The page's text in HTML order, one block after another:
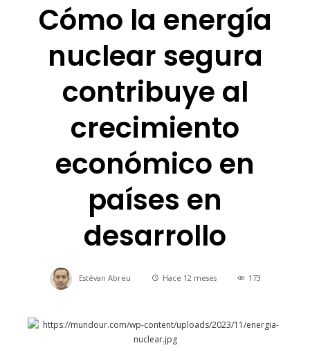
Cómo la energía
nuclear segura
contribuye al
crecimiento
económico en
países en
desarrollo
Estévan Abreu Hace 12 meses 173